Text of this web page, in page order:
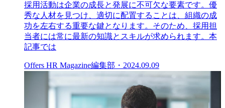
採用活動は企業の成長と発展に不可欠な要素です。優
秀な人材を見つけ、適切に配置することは、組織の成
功を左右する重要な鍵となります。そのため、採用担
当者には常に最新の知識とスキルが求められます。本
記事では
Offers HR Magazine編集部 ・ 2024.09.09